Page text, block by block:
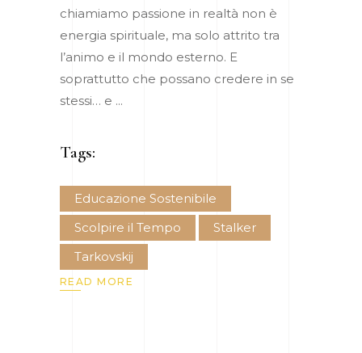
chiamiamo passione in realtà non è
energia spirituale, ma solo attrito tra
l’animo e il mondo esterno. E
soprattutto che possano credere in se
stessi… e
Tags:
Educazione Sostenibile
Scolpire il Tempo
Stalker
Tarkovskij
READ MORE